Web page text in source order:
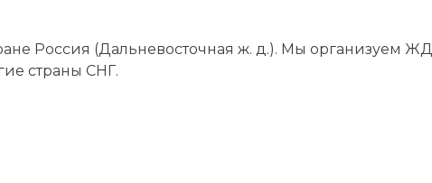
Россия (Дальневосточная ж. д.). Мы организуем ЖД
страны СНГ.